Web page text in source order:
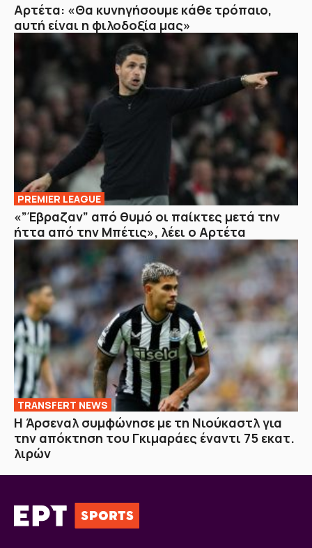
Αρτέτα: «Θα κυνηγήσουμε κάθε τρόπαιο,
αυτή είναι η φιλοδοξία μας»
PREMIER LEAGUE
«”Έβραζαν” από θυμό οι παίκτες μετά την
ήττα από την Μπέτις», λέει ο Αρτέτα
TRANSFERT NEWS
Η Άρσεναλ συμφώνησε με τη Νιούκαστλ για
την απόκτηση του Γκιμαράες έναντι 75 εκατ.
λιρών